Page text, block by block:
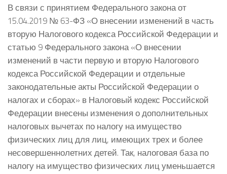
В связи с принятием Федерального закона от
15.04.2019 № 63-ФЗ «О внесении изменений в часть
вторую Налогового кодекса Российской Федерации и
статью 9 Федерального закона «О внесении
изменений в части первую и вторую Налогового
кодекса Российской Федерации и отдельные
законодательные акты Российской Федерации о
налогах и сборах» в Налоговый кодекс Российской
Федерации внесены изменения о дополнительных
налоговых вычетах по налогу на имущество
физических лиц для лиц, имеющих трех и более
несовершеннолетних детей. Так, налоговая база по
налогу на имущество физических лиц уменьшается